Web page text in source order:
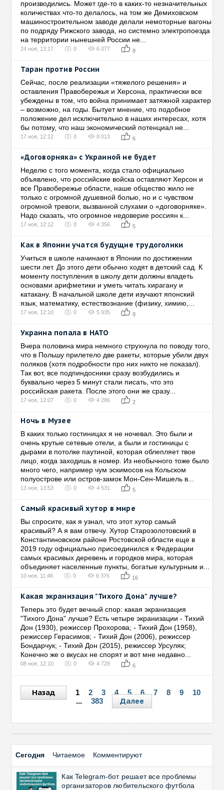
производились. Может где-то в каких-то незначительных
количествах что-то делалось, на том же Демиховском
машиностроительном заводе делали немоторные вагоны
по подряду Рижского завода, но системно электропоезда
на территории нынешней России не...
24 ноя, 13:17 0 6 077 8
Таран против России
Сейчас, после реализации «тяжелого решения» и
оставления Правобережья и Херсона, практически все
убеждены в том, что война принимает затяжной характер
– возможно, на годы. Бытует мнение, что подобное
положение дел исключительно в наших интересах, хотя
бы потому, что наш экономический потенциал не...
17 ноя, 12:12 0 8 013 6
«Договорняка» с Украиной не будет
Неделю с того момента, когда стало официально
объявлено, что российские войска оставляют Херсон и
все Правобережье области, наше общество жило не
только с огромной душевной болью, но и с чувством
огромной тревоги, вызванной слухами о «договорняке».
Надо сказать, что огромное недоверие россиян к...
17 ноя, 12:12 0 4 356 5
Как в Японии учатся будущие трудоголики
Учиться в школе начинают в Японии по достижении
шести лет. До этого дети обычно ходят в детский сад. К
моменту поступления в школу дети должны владеть
основами арифметики и уметь читать хирагану и
катакану. В начальной школе дети изучают японский
язык, математику, естествознание (физику, химию,...
17 ноя, 12:10 0 5 935 8
Украина попала в НАТО
Вчера половина мира немного струхнула по поводу того,
что в Польшу прилетело две ракеты, которые убили двух
поляков (хотя подробности про них никто не показал).
Так вот, все подпиндосники сразу возбудились и
буквально через 5 минут стали писать, что это
российская ракета. После этого они же сразу...
17 ноя, 12:07 0 4 286 2
Ночь в Музее
В каких только гостиницах я не ночевал. Это были и
очень крутые сетевые отели, а были и гостиницы с
дырами в потолке паутиной, которая облепляет твое
лицо, когда заходишь в номер. Из необычного тоже было
много чего, например чум эскимосов на Кольском
полуострове или остров-замок Мон-Сен-Мишель в...
13 ноя, 13:53 0 4 531 5
Самый красивый хутор в мире
Вы спросите, как я узнал, что этот хутор самый
красивый? А я вам отвечу. Хутор Старозолотовский в
Константиновском районе Ростовской области еще в
2019 году официально присоединился к Федерации
самых красивых деревень и городков мира, которая
объединяет населенные пункты, богатые культурным и...
10 ноя, 11:46 0 6 376 16
Какая экранизация "Тихого Дона" лучше?
Теперь это будет вечный спор: какая экранизация
"Тихого Дона" лучше? Есть четыре экранизации - Тихий
Дон (1930), режиссер Прохорова; - Тихий Дон (1958),
режиссер Герасимов; - Тихий Дон (2006), режиссер
Бондарчук; - Тихий Дон (2015), режиссер Урсуляк;
Конечно же о вкусах не спорят и вот мне недавно...
08 ноя, 12:10 0 4 728 6
Назад 1 2 3 4 5 6 7 8 9
10
...
383 Далее
Сегодня Читаемое Комментируют
Как Telegram-бот решает все проблемы
организаторов любительского футбола